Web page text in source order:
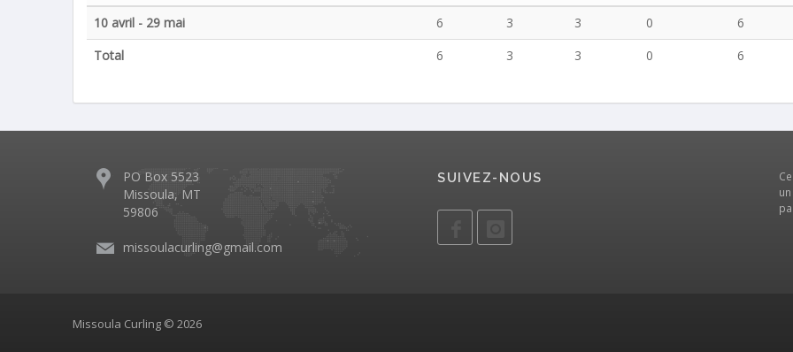
10 avril - 29 mai
6 3 3 0 6
Total
6 3 3 0 6
PO Box 5523
Missoula, MT
59806
missoulacurling@gmail.com
SUIVEZ-NOUS
Missoula Curling © 2026